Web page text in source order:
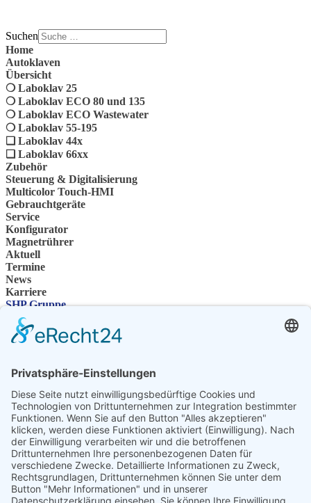
Suchen
Home
Autoklaven
Übersicht
❍ Laboklav 25
❍ Laboklav ECO 80 und 135
❍ Laboklav ECO Wastewater
❍ Laboklav 55-195
❏ Laboklav 44x
❏ Laboklav 66xx
Zubehör
Steuerung & Digitalisierung
Multicolor Touch-HMI
Gebrauchtgeräte
Service
Konfigurator
Magnetrührer
Aktuell
Termine
News
Karriere
SHP Gruppe
Unternehmensgruppe
Ansprechpartner
Kontakt
SHP Fachwissen
SHP FAQ´s
SHP Downloads
Konfigurator
Sprache auswählen
DE
EN